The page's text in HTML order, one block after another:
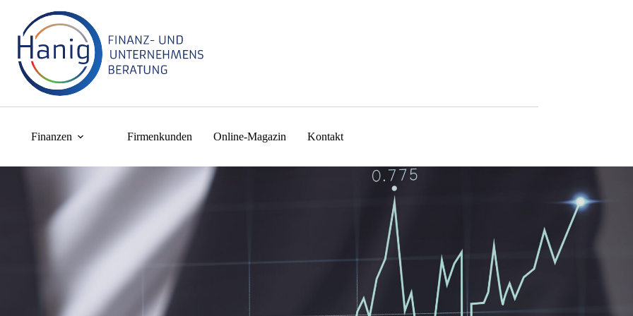
Finanzen Firmenkunden Online-Magazin Kontakt